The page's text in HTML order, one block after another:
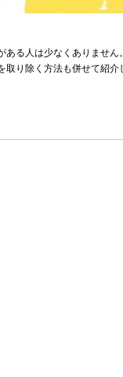
る人は少なくありませ
り除く方法も併せて紹介